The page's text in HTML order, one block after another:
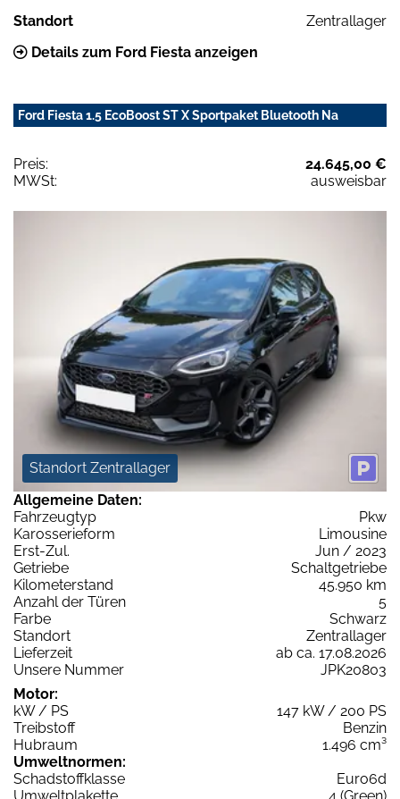
Standort
Zentrallager
Details zum Ford Fiesta anzeigen
Ford Fiesta 1.5 EcoBoost ST X Sportpaket Bluetooth Na
Preis:
24.645,00 €
MWSt:
ausweisbar
Standort Zentrallager
Allgemeine Daten:
Fahrzeugtyp
Pkw
Karosserieform
Limousine
Erst-Zul.
Jun / 2023
Getriebe
Schaltgetriebe
Kilometerstand
45.950 km
Anzahl der Türen
5
Farbe
Schwarz
Standort
Zentrallager
Lieferzeit
ab ca. 17.08.2026
Unsere Nummer
JPK20803
Motor:
kW / PS
147 kW / 200 PS
Treibstoff
Benzin
Hubraum
1.496 cm³
Umweltnormen:
Schadstoffklasse
Euro6d
Umweltplakette
4 (Green)